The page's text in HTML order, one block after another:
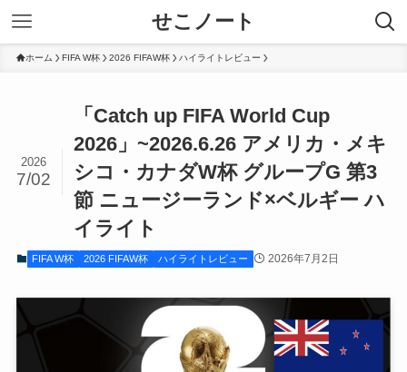
せこノート
ホーム FIFA W杯 2026 FIFAW杯 ハイライトレビュー
「Catch up FIFA World Cup
2026」~2026.6.26 アメリカ・メキ
シコ・カナダW杯 グループG 第3
節 ニュージーランド×ベルギー ハ
イライト
2026
7/02
FIFA W杯 2026 FIFAW杯 ハイライトレビュー 2026年7月2日